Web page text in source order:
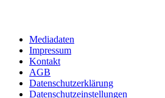
Mediadaten
Impressum
Kontakt
AGB
Datenschutzerklärung
Datenschutzeinstellungen